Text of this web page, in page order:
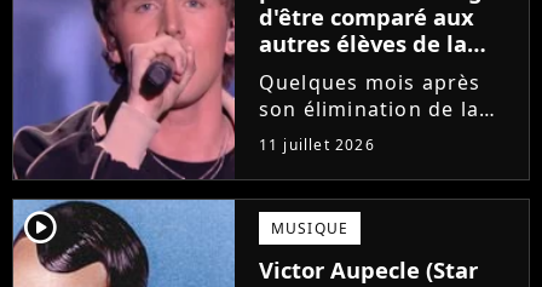
d'être comparé aux
autres élèves de la
Star Academy
Quelques mois après
son élimination de la
Star Academy, Bastiaan
tente de lancer sa
carrière dans la
musique. Et pour ça, le
chanteur a récemment
dévoilé "Château", son
11 juillet 2026
player2 MUSIQUE
Victor Aupecle (Star